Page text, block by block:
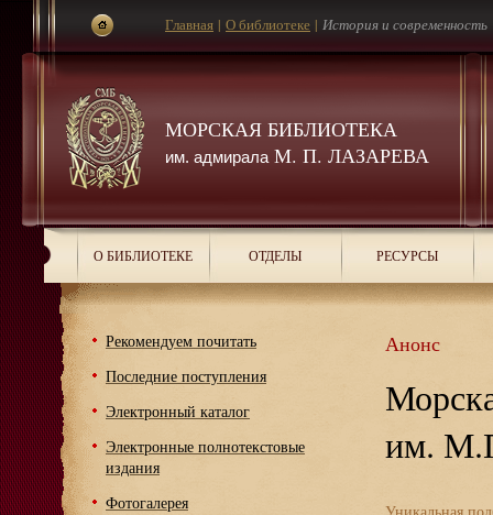
МОРСКАЯ БИБЛИОТЕКА
им. адмиралаМ. П. ЛАЗАРЕВА
Главная | О библиотеке | История и современность
О БИБЛИОТЕКЕ ОТДЕЛЫ РЕСУРСЫ
Рекомендуем почитать
Последние поступления
Электронный каталог
Электронные полнотекстовые
издания
Фотогалерея
Анонс
им.